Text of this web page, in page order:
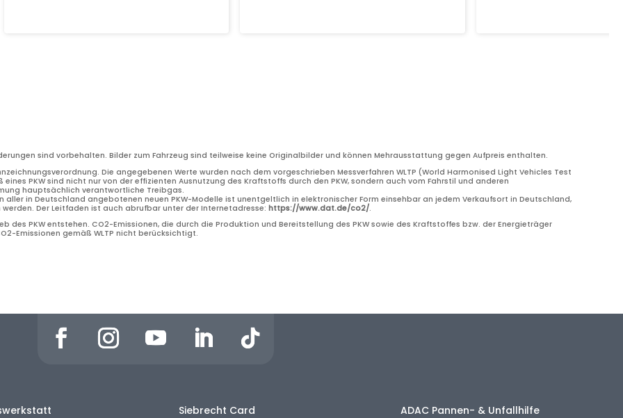
sind vorbehalten. Bilder zum Fahrzeug sind teilweise keine Originalbilder und können Mehrausstattung gegen Aufpreis enthalten.
Die angegebenen Werte wurden nach dem vorgeschrieben Messverfahren WLTP (World Harmonised Light Vehicles Test
PKW sind nicht nur von der effizienten Ausnutzung des Kraftstoffs durch den PKW, sondern auch vom Fahrstil und anderen
hauptsächlich verantwortliche Treibgas.
in Deutschland angebotenen neuen PKW-Modelle ist unentgeltlich in elektronischer Form einsehbar an jedem Verkaufsort in Deutschland,
Der Leitfaden ist auch abrufbar unter der Internetadresse:https://www.dat.de/co2/.
des PKW entstehen. CO2-Emissionen, die durch die Produktion und Bereitstellung des PKW sowie des Kraftstoffes bzw. der Energieträger
Emissionen gemäß WLTP nicht berücksichtigt.
Siebrecht Card ADAC Pannen- & Unfallhilfe